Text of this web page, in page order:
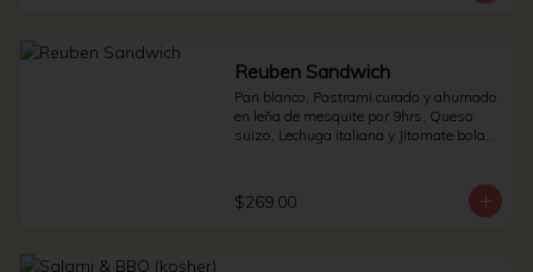
Reuben Sandwich
Pan blanco, Pastrami curado y ahumado
en leña de mesquite por 9hrs, Queso
suizo, Lechuga italiana y Jitomate bola. *
$269.00